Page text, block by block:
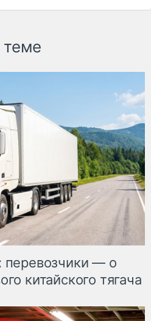
теме
— о
китайского тягача